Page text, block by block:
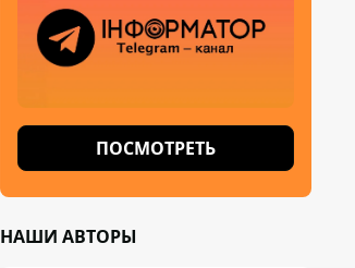
ПОСМОТРЕТЬ
НАШИ АВТОРЫ